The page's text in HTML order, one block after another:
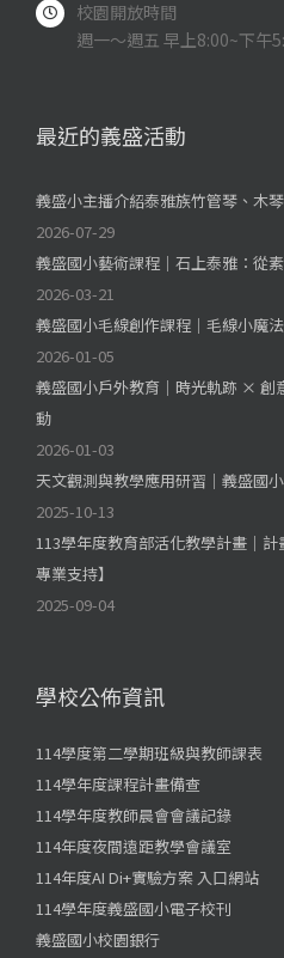
校園開放時間
週一～週五 早上8:00~下午
最近的義盛活動
義盛小主播介紹泰雅族竹管琴、木
2026-07-29
義盛國小藝術課程｜石上泰雅：從
2026-03-21
義盛國小毛線創作課程｜毛線小魔
2026-01-05
義盛國小戶外教育｜時光軌跡 × 創
動
2026-01-03
天文觀測與教學應用研習｜義盛國
2025-10-13
113學年度教育部活化教學計畫｜
專業支持】
2025-09-04
學校公佈資訊
114學度第二學期班級與教師課表
114學年度課程計畫備查
114學年度教師晨會會議記錄
114年度夜間遠距教學會議室
114年度AI Di+實驗方案 入口網站
114學年度義盛國小電子校刊
義盛國小校園銀行